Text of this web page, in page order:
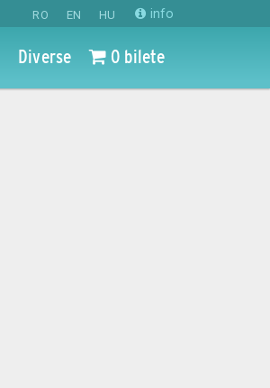
RO EN HU info
Diverse 0 bilete